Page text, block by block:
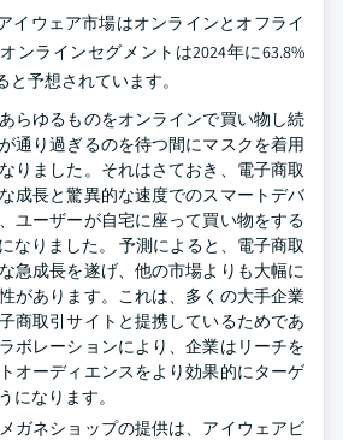
イウェア市場はオンラインとオフライ
ンラインセグメントは2024年に63.8%
予想されています。
らゆるものをオンラインで買い物し続
通り過ぎるのを待つ間にマスクを着用
りました。それはさておき、電子商取
成長と驚異的な速度でのスマートデバ
ユーザーが自宅に座って買い物をする
なりました。
予測によると、電子商取
急成長を遂げ、他の市場よりも大幅に
があります。これは、多くの大手企業
商取引サイトと提携しているためであ
ボレーションにより、企業はリーチを
オーディエンスをより効果的にターゲ
になります。
ガネショップの提供は、アイウェアビ